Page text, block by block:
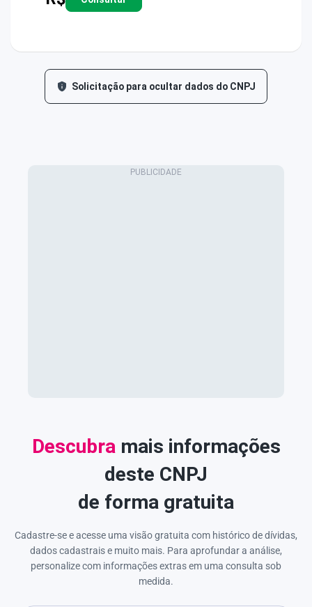
Solicitação para ocultar dados do CNPJ
Descubra mais informações
deste CNPJ
de forma gratuita
Cadastre-se e acesse uma visão gratuita com histórico de dívidas,
dados cadastrais e muito mais. Para aprofundar a análise,
personalize com informações extras em uma consulta sob
medida.